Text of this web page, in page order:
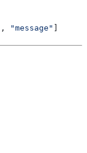
, "message"